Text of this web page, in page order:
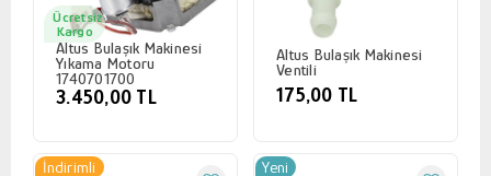
Altus Bulaşık Makinesi
Yıkama Motoru
1740701700
3.450,00 TL
Ücretsiz
Kargo
Altus Bulaşık Makinesi
Ventili
175,00 TL
İndirimli Yeni